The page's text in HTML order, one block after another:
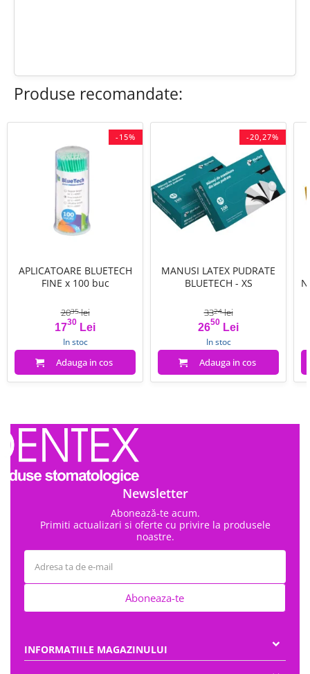
Produse recomandate:
-15%
APLICATOARE BLUETECH
FINE x 100 buc
Pret
1730 Lei
Pret de baza
2035lei
In stoc
Adauga in cos
-20,27%
MANUSI LATEX PUDRATE
BLUETECH - XS
Pret
2650 Lei
Pret de baza
3324lei
In stoc
Adauga in cos
Aboneaza-te
Newsletter
Abonează-te acum.
Primiti actualizari si oferte cu privire la produsele
noastre.
INFORMATIILE MAGAZINULUI